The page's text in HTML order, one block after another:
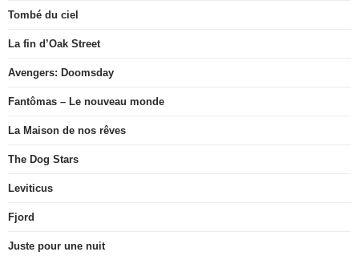
Tombé du ciel
La fin d’Oak Street
Avengers: Doomsday
Fantômas – Le nouveau monde
La Maison de nos rêves
The Dog Stars
Leviticus
Fjord
Juste pour une nuit